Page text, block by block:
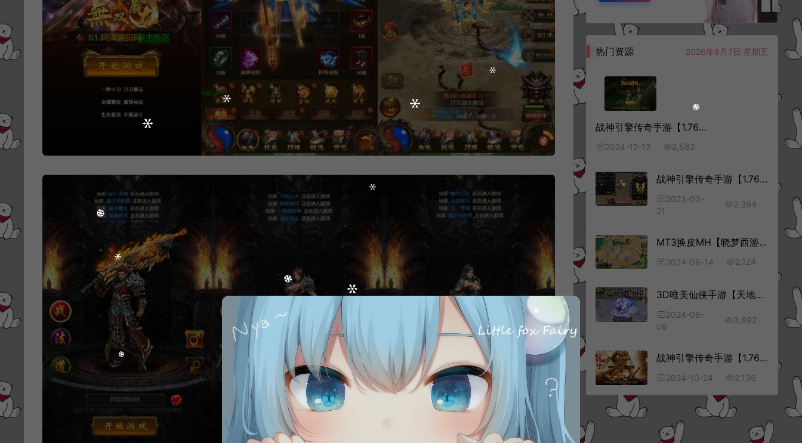
热门资源 2026年8月7日 星期五
战神引擎传奇手游【1.76新UI祖玛传说小极品三职业版】12月最新整理Win一键服务端+GM授权后台+安卓苹果双端+详细搭建教程+视频教程
2024-12-12 2,582
战神引擎传奇手游【1.76九州赤月合击版本】3月最新整理Win一键服务端+GM后台+安卓苹果双端+详细搭建教程
2023-03-
21
2,394
MT3换皮MH【晓梦西游第一季】6月最新整理Linux手工服务端+源码+管理后台+GM后台+安卓苹果双端+详细搭建教程+视频教程
2024-06-14 2,124
3D唯美仙侠手游【天地决八职业修复版】6月最新整理Win一键服务端+多区跨服+管理后台+GM授权后台+安卓+详细搭建教程+视频教程
2024-06-
06
3,692
战神引擎传奇手游【1.76新UI屠龙传奇[白猪3.1]】10月最新整理Win一键服务端+GM授权后台+安卓苹果双端+详细搭建教程+视频教程
2024-10-24 2,136